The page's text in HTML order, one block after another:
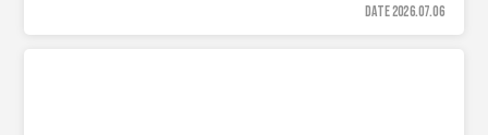
DATE 2026.07.06